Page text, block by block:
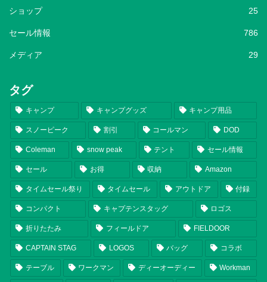
ショップ 25
セール情報 786
メディア 29
タグ
キャンプ キャンプグッズ キャンプ用品
スノーピーク 割引 コールマン DOD
Coleman snow peak テント セール情報
セール お得 収納 Amazon
タイムセール祭り タイムセール アウトドア 付録
コンパクト キャプテンスタッグ ロゴス
折りたたみ フィールドア FIELDOOR
CAPTAIN STAG LOGOS バッグ コラボ
テーブル ワークマン ディーオーディー Workman